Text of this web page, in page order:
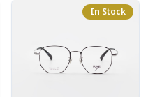
In Stock